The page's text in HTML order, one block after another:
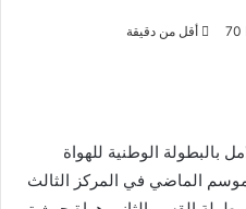
70 أقل من دقيقة
بالبطولة الوطنية للهواة
الماضي في المركز الثالث